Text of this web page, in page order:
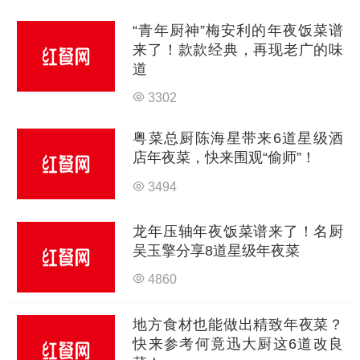
“青年厨神”梅安利的年夜饭菜谱
来了！款款经典，再现老广的味
道
3302
粤菜总厨陈海星带来6道星级酒
店年夜菜，快来围观“偷师”！
3494
龙年压轴年夜饭菜谱来了！名厨
吴玉擎分享8道星级年夜菜
4860
地方食材也能做出精致年夜菜？
快来参考何竟迅大厨这6道改良